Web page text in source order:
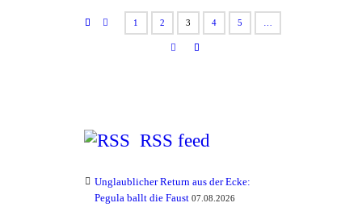
1 2 3 4 5
RSS feed
Unglaublicher Return aus der Ecke:
Pegula ballt die Faust 07.08.2026